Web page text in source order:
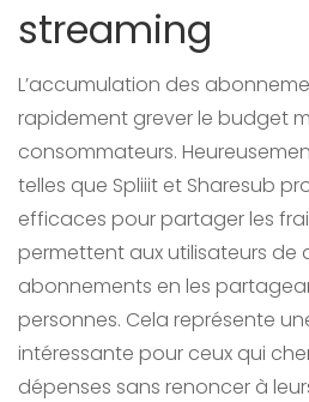
streaming
L’accumulation des
rapidement grever le budget
consommateurs.
telles que Spliiit et Sharesub
efficaces pour partager les
permettent aux utilisateurs de
abonnements en les
personnes. Cela représente
intéressante pour ceux qui
dépenses sans renoncer à